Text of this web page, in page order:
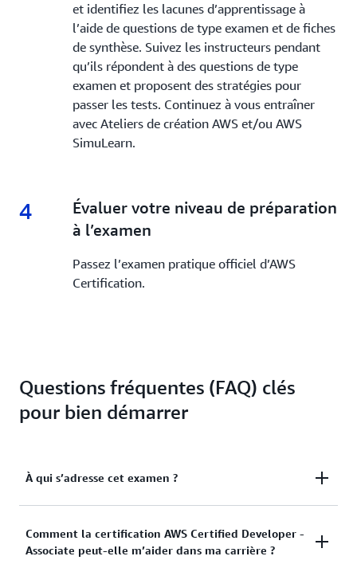
et identifiez les lacunes d’apprentissage à
l’aide de questions de type examen et de fiches
de synthèse. Suivez les instructeurs pendant
qu’ils répondent à des questions de type
examen et proposent des stratégies pour
passer les tests. Continuez à vous entraîner
avec Ateliers de création AWS et/ou AWS
SimuLearn.
4 4.
Évaluer votre niveau de préparation
à l’examen
Passez l’examen pratique officiel d’AWS
Certification.
Questions fréquentes (FAQ) clés
pour bien démarrer
À qui s’adresse cet examen ?
Selon le guide d’examen, une ou plusieurs années
d’expérience pratique sont recommandées pour
Comment la certification AWS Certified Developer -
Associate peut-elle m’aider dans ma carrière ?